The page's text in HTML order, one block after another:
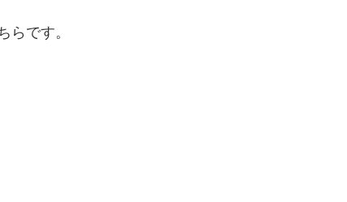
です。